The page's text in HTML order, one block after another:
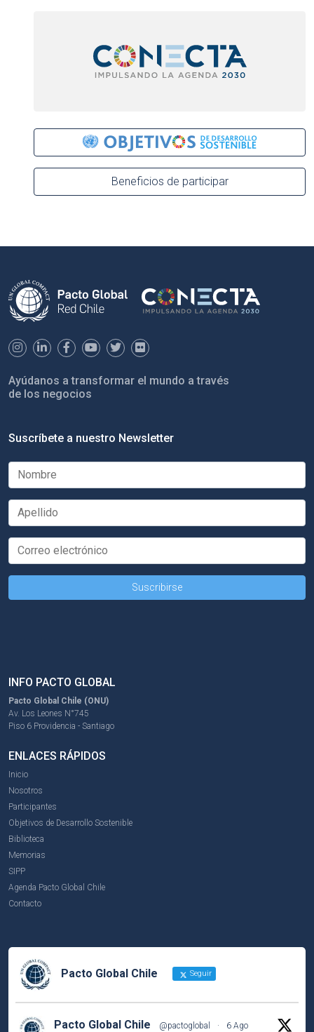
Beneficios de participar
Ayúdanos a transformar el mundo a través
de los negocios
Suscríbete a nuestro Newsletter
INFO PACTO GLOBAL
Pacto Global Chile (ONU)
Av. Los Leones N°745
Piso 6 Providencia - Santiago
ENLACES RÁPIDOS
Inicio
Nosotros
Participantes
Objetivos de Desarrollo Sostenible
Biblioteca
Memorias
SIPP
Agenda Pacto Global Chile
Contacto
Pacto Global Chile Seguir
Pacto Global Chile @pactoglobal · 6 Ago